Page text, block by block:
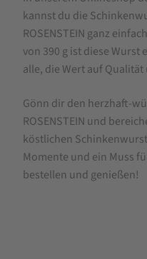
kannst du die
ROSENSTEIN ganz
von 390 g ist diese
alle, die Wert auf
Gönn dir den herzhaft-
ROSENSTEIN und
köstlichen
Momente und ein Muss
bestellen und genießen!